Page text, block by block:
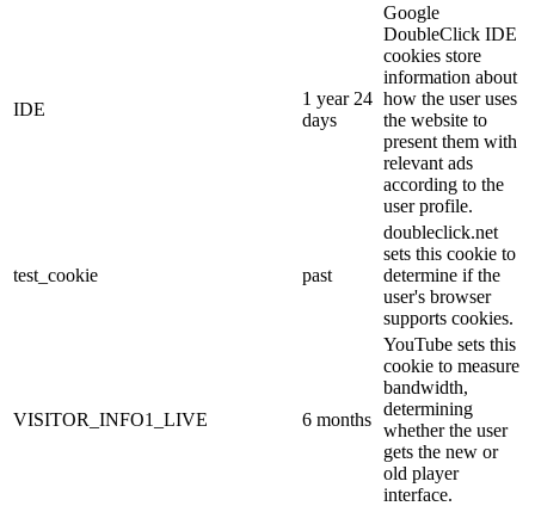
IDE
1 year 24
days
Google
DoubleClick IDE
cookies store
information about
how the user uses
the website to
present them with
relevant ads
according to the
user profile.
test_cookie past
doubleclick.net
sets this cookie to
determine if the
user's browser
supports cookies.
VISITOR_INFO1_LIVE 6 months
YouTube sets this
cookie to measure
bandwidth,
determining
whether the user
gets the new or
old player
interface.